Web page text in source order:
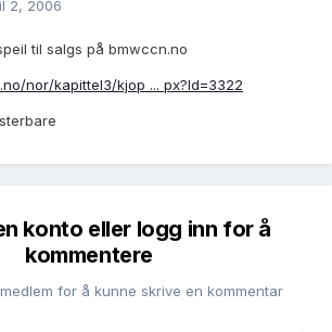
2, 2006
til salgs på bmwccn.no
nor/kapittel3/kjop ... px?Id=3322
konto eller logg inn for å
kommentere
for å kunne skrive en kommentar